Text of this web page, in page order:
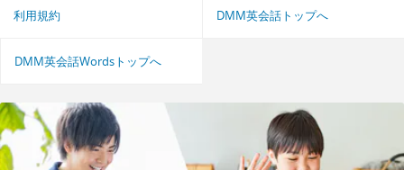
利用規約 DMM英会話トップへ
DMM英会話Wordsトップへ